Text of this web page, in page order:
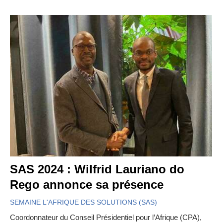
SAS 2024 : Wilfrid Lauriano do
Rego annonce sa présence
SEMAINE L'AFRIQUE DES SOLUTIONS (SAS)
Coordonnateur du Conseil Présidentiel pour l’Afrique (CPA),